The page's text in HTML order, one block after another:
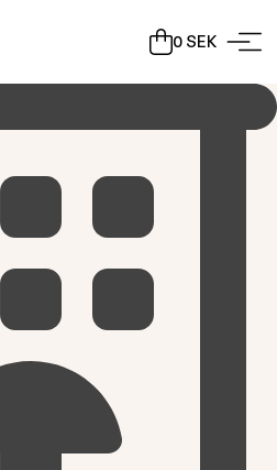
0 SEK